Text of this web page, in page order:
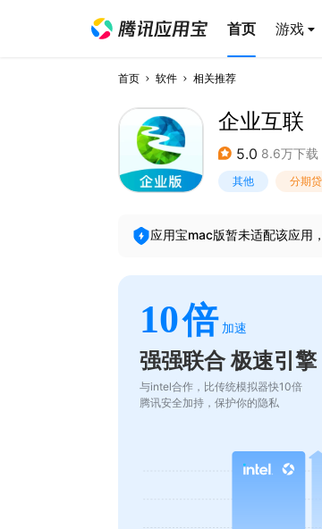
首页 游戏
首页 软件 相关推荐
企业互联
5.0 8.6万下载
其他 分期
应用宝mac版暂未适配该应用
10倍 加速
强强联合 极速引擎
与intel合作，比传统模拟器快10倍
腾讯安全加持，保护你的隐私